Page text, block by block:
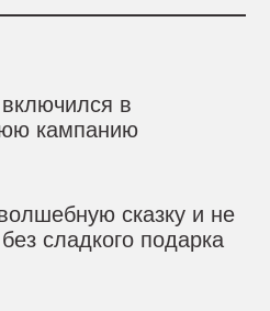
в
кампанию
сказку и не
сладкого подарка